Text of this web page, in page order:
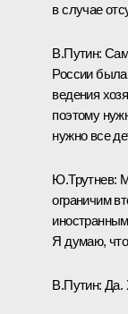
в случае
В.Путин:
России
ведения
поэтому
нужно все
Ю.Трутнев:
ограничим
Я думаю,
В.Путин: Да.